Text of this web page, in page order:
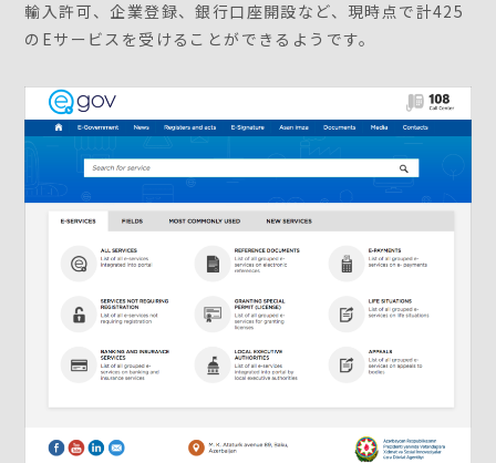
輸入許可、企業登録、銀行口座開設など、現時点で計425
のEサービスを受けることができるようです。